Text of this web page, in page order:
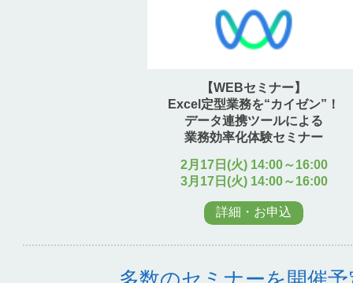
【WEBセミナー】
Excel定型業務を“カイゼン”！
データ連携ツールによる
業務効率化体験セミナー
2月17日(火) 14:00～16:00
3月17日(火) 14:00～16:00
詳細・お申込